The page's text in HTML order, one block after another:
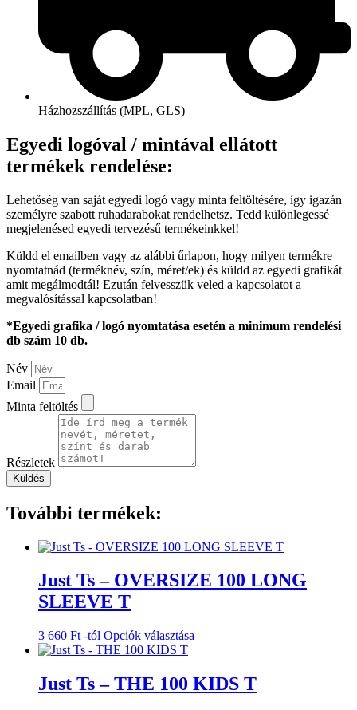
Házhozszállítás (MPL, GLS)
Egyedi logóval / mintával ellátott
termékek rendelése:
Lehetőség van saját egyedi logó vagy minta feltöltésére, így igazán
személyre szabott ruhadarabokat rendelhetsz. Tedd különlegessé
megjelenésed egyedi tervezésű termékeinkkel!
Küldd el emailben vagy az alábbi űrlapon, hogy milyen termékre
nyomtatnád (terméknév, szín, méret/ek) és küldd az egyedi grafikát
amit megálmodtál! Ezután felvesszük veled a kapcsolatot a
megvalósítással kapcsolatban!
*Egyedi grafika / logó nyomtatása esetén a minimum rendelési
db szám 10 db.
Név
Email
Minta feltöltés
Részletek
Küldés
További termékek:
Just Ts – OVERSIZE 100 LONG
SLEEVE T
3 660 Ft -tól Opciók választása
több
variációja
Just Ts – THE 100 KIDS T